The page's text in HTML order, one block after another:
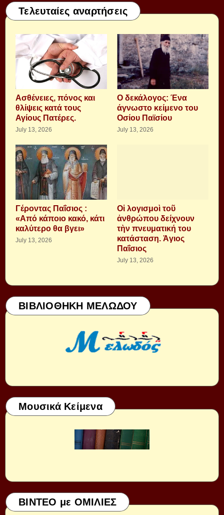
Τελευταίες αναρτήσεις
Aσθένειες, πόνος και
θλίψεις κατά τους
Αγίους Πατέρες.
July 13, 2026
Ο δεκάλογος: Ένα
άγνωστο κείμενο του
Οσίου Παϊσίου
July 13, 2026
Γέροντας Παΐσιος :
«Από κάποιο κακό, κάτι
καλύτερο θα βγει»
July 13, 2026
Οἱ λογισμοὶ τοῦ
ἀνθρώπου δείχνουν
τὴν πνευματική του
κατάσταση. Ἁγιος
Παΐσιος
July 13, 2026
ΒΙΒΛΙΟΘΗΚΗ ΜΕΛΩΔΟΥ
Μουσικά Κείμενα
ΒΙΝΤΕΟ με ΟΜΙΛΙΕΣ